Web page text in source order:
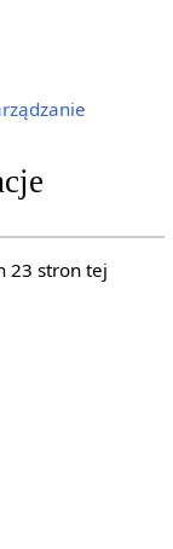
23 stron tej